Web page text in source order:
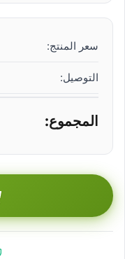
سعر المنتج:
التوصيل:
المجموع: